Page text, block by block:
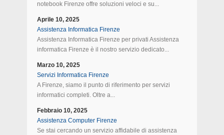
notebook Firenze offre soluzioni veloci e su...
Aprile 10, 2025
Assistenza Informatica Firenze
Assistenza Informatica Firenze per privati Assistenza
informatica Firenze è il nostro servizio dedicato...
Marzo 10, 2025
Servizi Informatica Firenze
A Firenze, siamo il punto di riferimento per servizi
informatici completi. Oltre a...
Febbraio 10, 2025
Assistenza Computer Firenze
Se stai cercando un servizio affidabile di assistenza